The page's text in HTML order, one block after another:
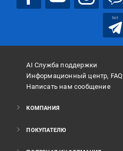
bot
AI Служба поддержки
Информационный центр, FAQ
Написать нам сообщение
КОМПАНИЯ
ПОКУПАТЕЛЮ